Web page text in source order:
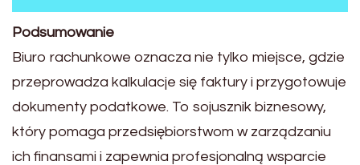
Podsumowanie
Biuro rachunkowe oznacza nie tylko miejsce, gdzie
przeprowadza kalkulacje się faktury i przygotowuje
dokumenty podatkowe. To sojusznik biznesowy,
który pomaga przedsiębiorstwom w zarządzaniu
ich finansami i zapewnia profesjonalną wsparcie